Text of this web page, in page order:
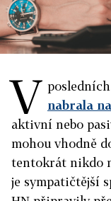
V nabrala
aktivní nebo
mohou vhodně
tentokrát nikdo
je sympatičtější